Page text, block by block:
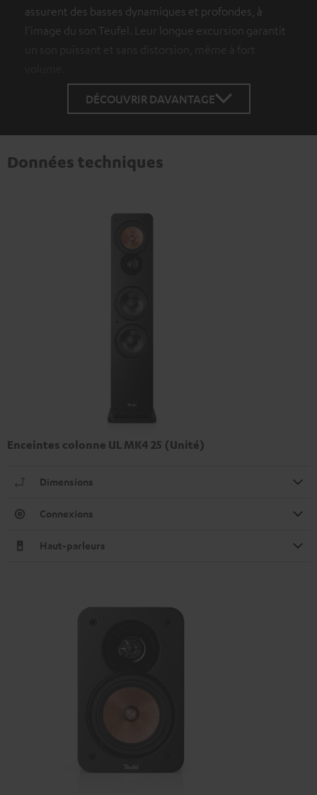
assurent des basses dynamiques et profondes, à
l'image du son Teufel. Leur longue excursion garantit
un son puissant et sans distorsion, même à fort
DÉCOUVRIR DAVANTAGE
Données techniques
Enceintes colonne UL MK4 25 (Unité)
Dimensions
Connexions
Haut-parleurs